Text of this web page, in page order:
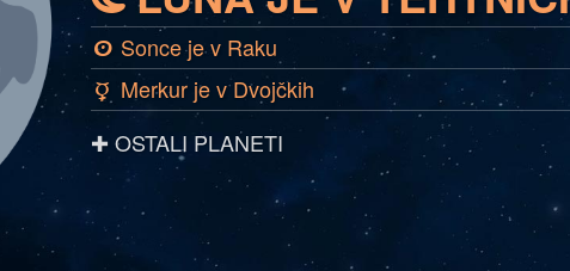
a Sonce je v Raku
c Merkur je v Dvojčkih
✚ OSTALI PLANETI